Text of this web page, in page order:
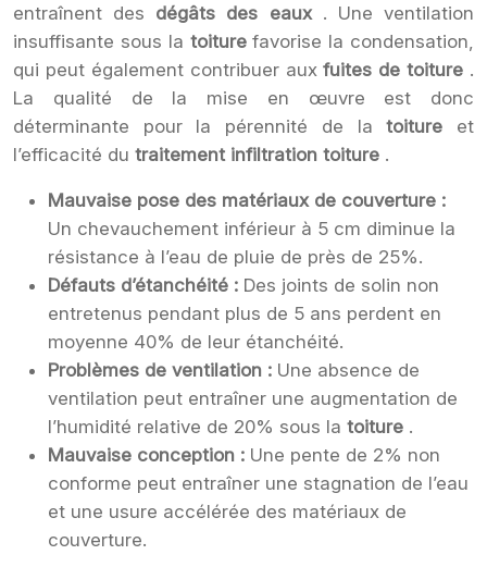
entraînent des dégâts des eaux . Une ventilation
insuffisante sous la toiturefavorise la condensation,
qui peut également contribuer auxfuites de toiture .
La qualité de la mise en œuvre est donc
déterminante pour la pérennité de latoiture et
l’efficacité du traitement infiltration toiture .
Mauvaise pose des matériaux de couverture :
Un chevauchement inférieur à 5 cm diminue la
résistance à l’eau de pluie de près de 25%.
Défauts d’étanchéité : Des joints de solin non
entretenus pendant plus de 5 ans perdent en
moyenne 40% de leur étanchéité.
Problèmes de ventilation : Une absence de
ventilation peut entraîner une augmentation de
l’humidité relative de 20% sous la toiture .
Mauvaise conception : Une pente de 2% non
conforme peut entraîner une stagnation de l’eau
et une usure accélérée des matériaux de
couverture.